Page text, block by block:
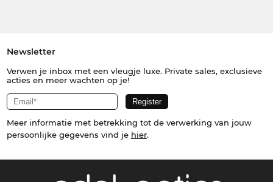
Newsletter
Verwen je inbox met een vleugje luxe. Private sales, exclusieve
acties en meer wachten op je!
Meer informatie met betrekking tot de verwerking van jouw
persoonlijke gegevens vind je hier.